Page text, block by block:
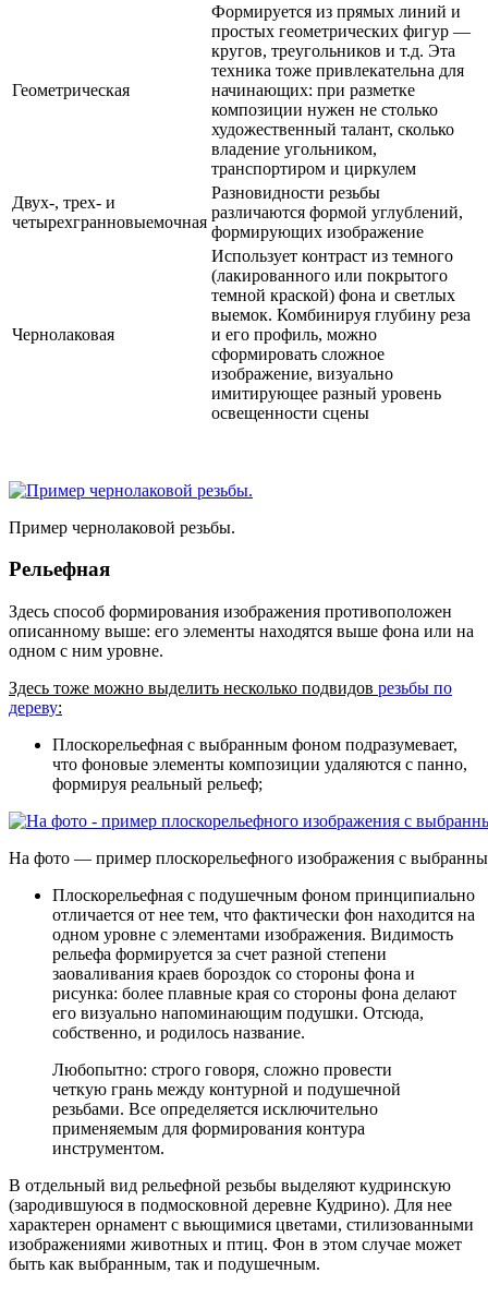
Геометрическая
Формируется из прямых линий и
простых геометрических фигур —
кругов, треугольников и т.д. Эта
техника тоже привлекательна для
начинающих: при разметке
композиции нужен не столько
художественный талант, сколько
владение угольником,
транспортиром и циркулем
Двух-, трех- и
четырехгранновыемочная
Разновидности резьбы
различаются формой углублений,
формирующих изображение
Чернолаковая
Использует контраст из темного
(лакированного или покрытого
темной краской) фона и светлых
выемок. Комбинируя глубину реза
и его профиль, можно
сформировать сложное
изображение, визуально
имитирующее разный уровень
освещенности сцены
Пример чернолаковой резьбы.
Рельефная
Здесь способ формирования изображения противоположен
описанному выше: его элементы находятся выше фона или на
одном с ним уровне.
Здесь тоже можно выделить несколько подвидов резьбы по
дереву:
Плоскорельефная с выбранным фоном подразумевает,
что фоновые элементы композиции удаляются с панно,
формируя реальный рельеф;
На фото — пример плоскорельефного изображения с
Плоскорельефная с подушечным фоном принципиально
отличается от нее тем, что фактически фон находится на
одном уровне с элементами изображения. Видимость
рельефа формируется за счет разной степени
заоваливания краев бороздок со стороны фона и
рисунка: более плавные края со стороны фона делают
его визуально напоминающим подушки. Отсюда,
собственно, и родилось название.
Любопытно: строго говоря, сложно провести
четкую грань между контурной и подушечной
резьбами. Все определяется исключительно
применяемым для формирования контура
инструментом.
В отдельный вид рельефной резьбы выделяют кудринскую
(зародившуюся в подмосковной деревне Кудрино). Для нее
характерен орнамент с вьющимися цветами, стилизованными
изображениями животных и птиц. Фон в этом случае может
быть как выбранным, так и подушечным.